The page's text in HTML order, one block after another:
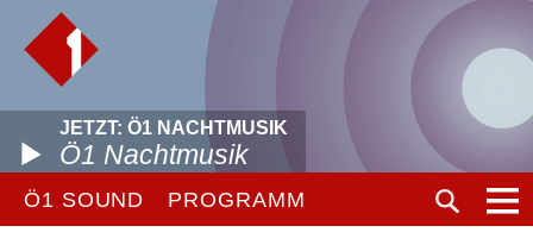
JETZT: Ö1 NACHTMUSIK
Ö1 Nachtmusik
Ö1 SOUND PROGRAMM